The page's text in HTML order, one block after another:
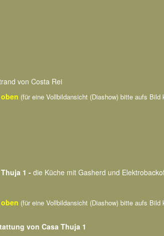
von Costa Rei
(für eine Vollbildansicht (Diashow) bitte aufs Bild
1 - die Küche mit Gasherd und
(für eine Vollbildansicht (Diashow) bitte aufs Bild
von Casa Thuja 1